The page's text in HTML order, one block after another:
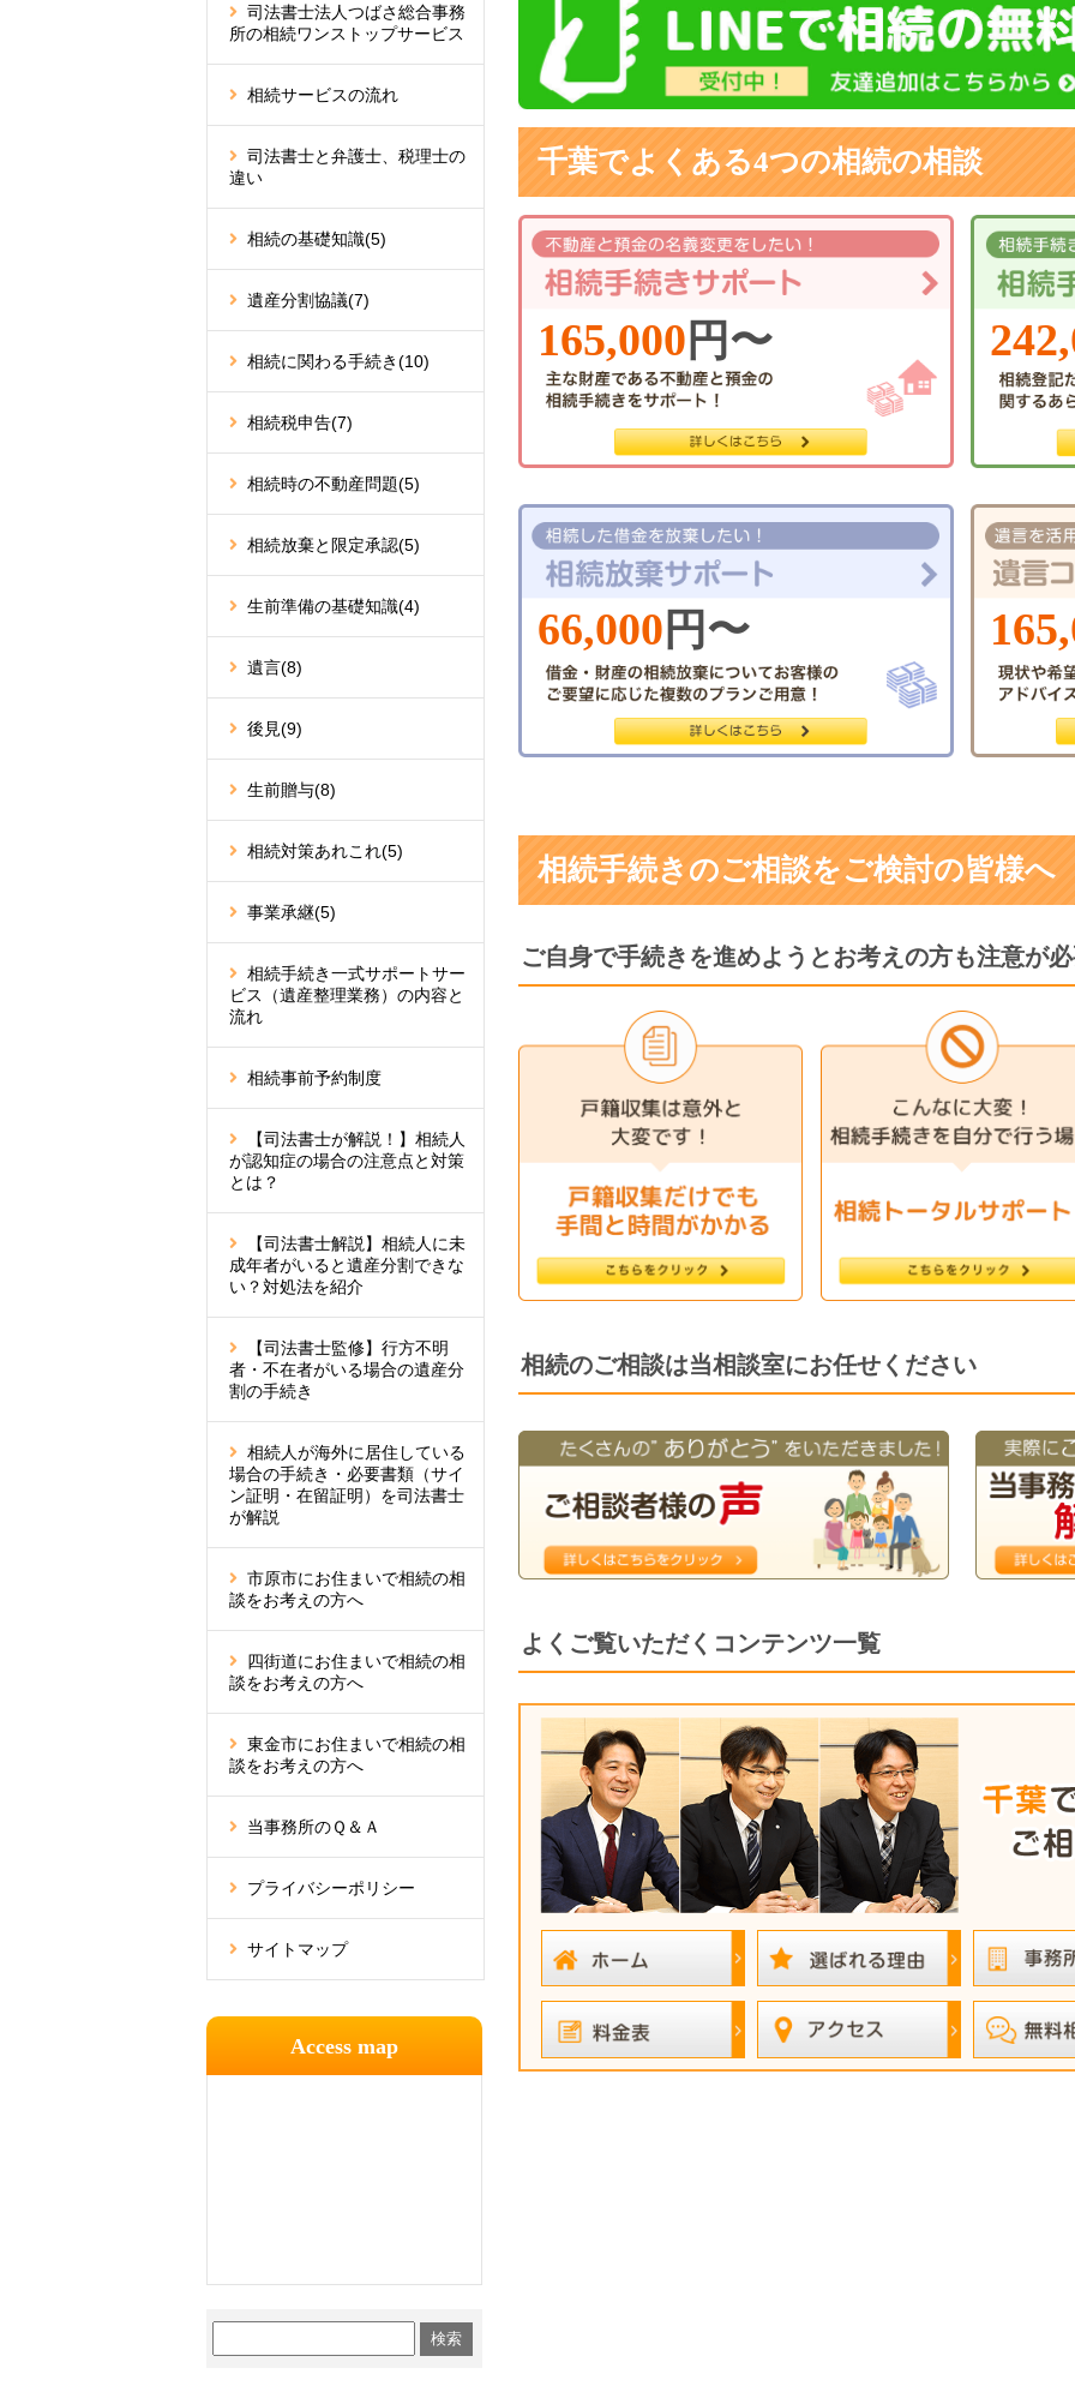
千葉でよくある4つの相続の相談
165,000 円〜
66,000 円〜
相続手続きのご相談をご検討の皆様へ
ご自身で手続きを進めようとお考えの方も注意が
相続のご相談は当相談室にお任せください
よくご覧いただくコンテンツ一覧
司法書士法人つばさ総合事務
所の相続ワンストップサービス
相続サービスの流れ
司法書士と弁護士、税理士の
違い
相続の基礎知識(5)
遺産分割協議(7)
相続に関わる手続き(10)
相続税申告(7)
相続時の不動産問題(5)
相続放棄と限定承認(5)
生前準備の基礎知識(4)
遺言(8)
後見(9)
生前贈与(8)
相続対策あれこれ(5)
事業承継(5)
相続手続き一式サポートサー
ビス（遺産整理業務）の内容と
流れ
相続事前予約制度
【司法書士が解説！】相続人
が認知症の場合の注意点と対策
とは？
【司法書士解説】相続人に未
成年者がいると遺産分割できな
い？対処法を紹介
【司法書士監修】行方不明
者・不在者がいる場合の遺産分
割の手続き
相続人が海外に居住している
場合の手続き・必要書類（サイ
ン証明・在留証明）を司法書士
が解説
市原市にお住まいで相続の相
談をお考えの方へ
四街道にお住まいで相続の相
談をお考えの方へ
東金市にお住まいで相続の相
談をお考えの方へ
当事務所のＱ＆Ａ
プライバシーポリシー
サイトマップ
Access map